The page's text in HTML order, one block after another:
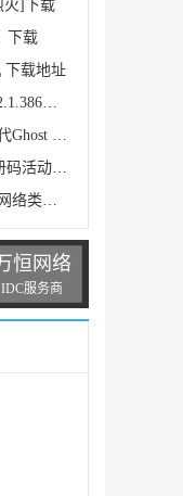
火]下载
下载
下载地址
用来记笔记的软件 EverNote 2.2.1.386提供下载
希捷官方免费磁盘备份工具 替代Ghost ? 大家下载测试
杀毒软件BitDefender官方送注册码活动开始了
70个批处理文档 包括系统类，网络类等 提供下载
恒网络
IDC服务商